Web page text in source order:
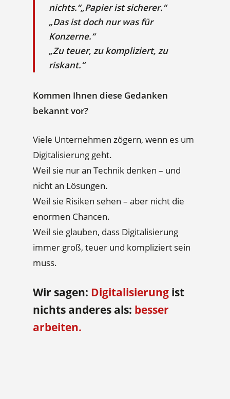
nichts.“„Papier ist sicherer.“
„Das ist doch nur was für
Konzerne.“
„Zu teuer, zu kompliziert, zu
riskant.“
Kommen Ihnen diese Gedanken
bekannt vor?
Viele Unternehmen zögern, wenn es um
Digitalisierung geht.
Weil sie nur an Technik denken – und
nicht an Lösungen.
Weil sie Risiken sehen – aber nicht die
enormen Chancen.
Weil sie glauben, dass Digitalisierung
immer groß, teuer und kompliziert sein
muss.
Wir sagen: Digitalisierung ist
nichts anderes als: besser
arbeiten.